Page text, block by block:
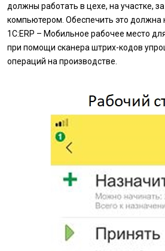
должны работать в цехе, на участке,
компьютером. Обеспечить это должна
1С:ERP – Мобильное рабочее место
при помощи сканера штрих-кодов
операций на производстве.